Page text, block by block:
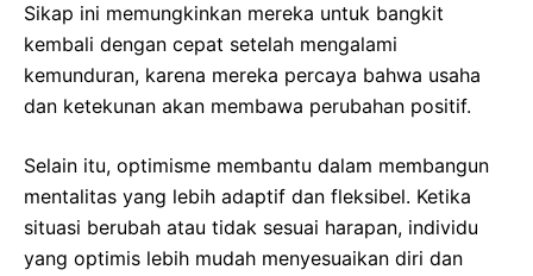
Sikap ini memungkinkan mereka untuk bangkit
kembali dengan cepat setelah mengalami
kemunduran, karena mereka percaya bahwa usaha
dan ketekunan akan membawa perubahan positif.
Selain itu, optimisme membantu dalam membangun
mentalitas yang lebih adaptif dan fleksibel. Ketika
situasi berubah atau tidak sesuai harapan, individu
yang optimis lebih mudah menyesuaikan diri dan